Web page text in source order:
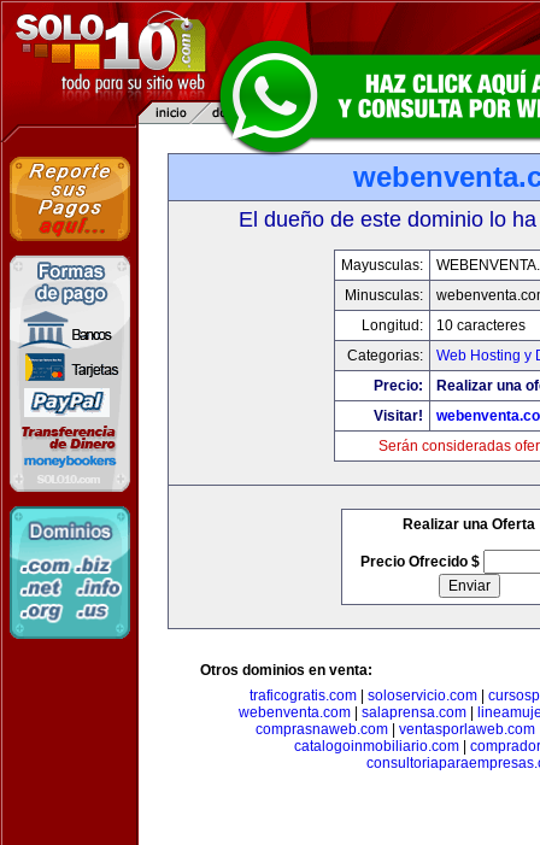
El dueño de este dominio lo
Mayusculas:
Minusculas:
Longitud:
10 caracteres
Categorias:
Web Hosting y
Precio:
Realizar una
Visitar!
Serán consideradas
Realizar una Oferta
Precio Ofrecido $
Otros dominios en venta:
traficogratis.com| soloservicio.com|
webenventa.com
salaprensa.com
comprasnaweb.com
ventasporlaweb.com
catalogoinmobiliario.com|